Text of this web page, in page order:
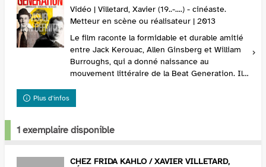
Vidéo | Villetard, Xavier (19..-....) - cinéaste.
Metteur en scène ou réalisateur | 2013
Le film raconte la formidable et durable amitié
entre Jack Kerouac, Allen Ginsberg et William
Burroughs, qui a donné naissance au
mouvement littéraire de la Beat Generation. Il
Plus d'infos
1 exemplaire disponible
CHEZ FRIDA KAHLO / XAVIER VILLETARD,